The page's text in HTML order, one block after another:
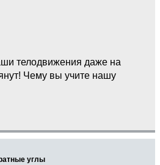
телодвижения даже на
Чему вы учите нашу
углы